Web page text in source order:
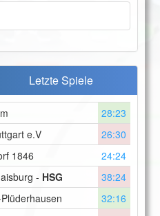
Letzte Spiele
28:23
e.V
26:30
1846
24:24
- HSG
38:24
32:16